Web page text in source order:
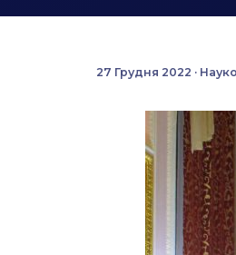
27 Грудня 2022 ·